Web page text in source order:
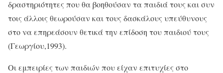
δραστηριότητες που θα βοηθούσαν τα παιδιά τους και συν
τοις άλλοις θεωρούσαν και τους δασκάλους υπεύθυνους
στο να επηρεάσουν θετικά την επίδοση του παιδιού τους
(Γεωργίου,1993).
Οι εμπειρίες των παιδιών που είχαν επιτυχίες στο